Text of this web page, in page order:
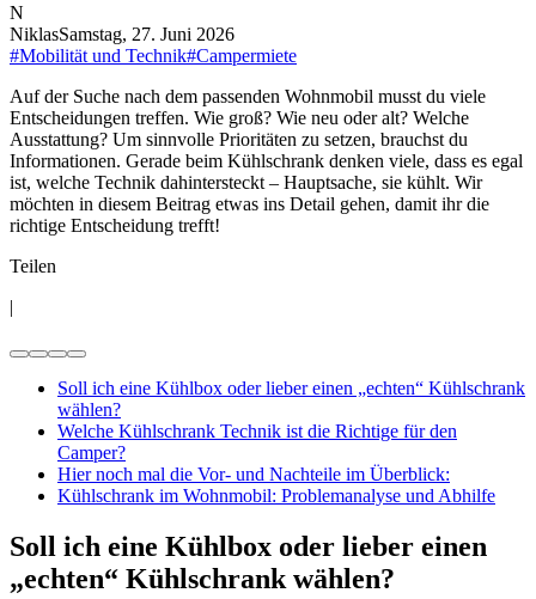
N
NiklasSamstag, 27. Juni 2026
#Mobilität und Technik#Campermiete
Auf der Suche nach dem passenden Wohnmobil musst du viele
Entscheidungen treffen. Wie groß? Wie neu oder alt? Welche
Ausstattung? Um sinnvolle Prioritäten zu setzen, brauchst du
Informationen. Gerade beim Kühlschrank denken viele, dass es egal
ist, welche Technik dahintersteckt – Hauptsache, sie kühlt. Wir
möchten in diesem Beitrag etwas ins Detail gehen, damit ihr die
richtige Entscheidung trefft!
Teilen
|
Soll ich eine Kühlbox oder lieber einen „echten“ Kühlschrank
wählen?
Welche Kühlschrank Technik ist die Richtige für den
Camper?
Hier noch mal die Vor- und Nachteile im Überblick:
Kühlschrank im Wohnmobil: Problemanalyse und Abhilfe
Soll ich eine Kühlbox oder lieber einen
„echten“ Kühlschrank wählen?